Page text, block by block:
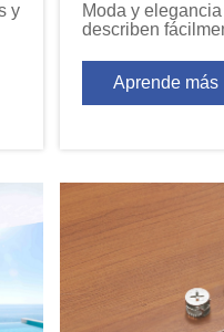
y
Moda y
describen
características
cajón moderno,
configuración de
Aprende más